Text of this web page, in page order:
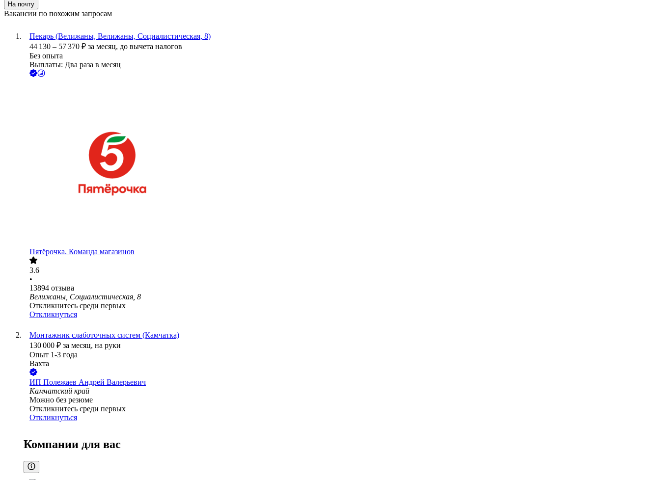
На почту
Вакансии по похожим запросам
Пекарь (Велижаны, Велижаны, Социалистическая, 8)
44 130 – 57 370 ₽ за месяц, до вычета налогов
Без опыта
Выплаты: Два раза в месяц
Пятёрочка. Команда магазинов
3.6
•
13894 отзыва
Велижаны, Социалистическая, 8
Откликнитесь среди первых
Откликнуться
Монтажник слаботочных систем (Камчатка)
130 000 ₽ за месяц, на руки
Опыт 1-3 года
Вахта
ИП Полежаев Андрей Валерьевич
Камчатский край
Можно без резюме
Откликнитесь среди первых
Откликнуться
Компании для вас